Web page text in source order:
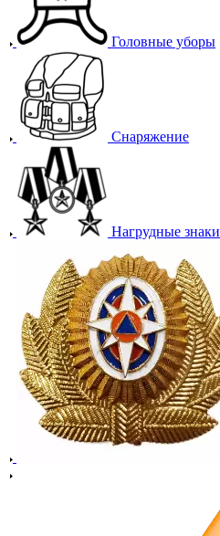
Головные уборы
Снаряжение
Нагрудные знаки